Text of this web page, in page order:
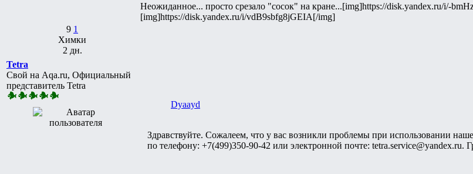
9 1
Химки
2 дн.
Неожиданное... просто срезало "сосок" на кране...[img]https://disk.yandex.ru/i/-
[img]https://disk.yandex.ru/i/vdB9sbfg8jGEIA[/img]
Tetra
Свой на Aqa.ru, Официальный
представитель Tetra
Dyaayd
Здравствуйте. Сожалеем, что у вас возникли проблемы при использовании
по телефону: +7(499)350-90-42 или электронной почте: tetra.service@yandex.ru.